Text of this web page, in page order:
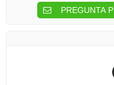
PREGUNTA